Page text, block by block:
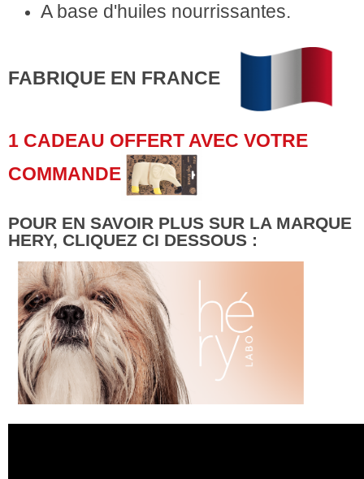
A base d'huiles nourrissantes.
FABRIQUE EN FRANCE
1 CADEAU OFFERT AVEC VOTRE
COMMANDE
POUR EN SAVOIR PLUS SUR LA MARQUE
HERY, CLIQUEZ CI DESSOUS :